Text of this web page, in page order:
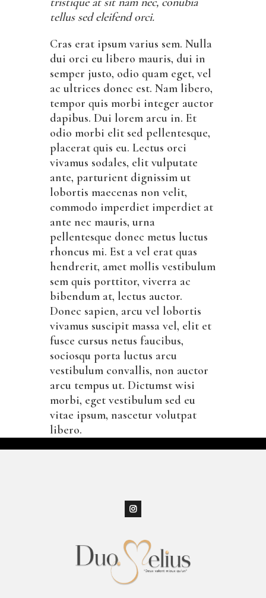
tellus sed eleifend orci.
Cras erat ipsum varius sem. Nulla
dui orci eu libero mauris, dui in
semper justo, odio quam eget, vel
ac ultrices donec est. Nam libero,
tempor quis morbi integer auctor
dapibus. Dui lorem arcu in. Et
odio morbi elit sed pellentesque,
placerat quis eu. Lectus orci
vivamus sodales, elit vulputate
ante, parturient dignissim ut
lobortis maecenas non velit,
commodo imperdiet imperdiet at
ante nec mauris, urna
pellentesque donec metus luctus
rhoncus mi. Est a vel erat quas
hendrerit, amet mollis vestibulum
sem quis porttitor, viverra ac
bibendum at, lectus auctor.
Donec sapien, arcu vel lobortis
vivamus suscipit massa vel, elit et
fusce cursus netus faucibus,
sociosqu porta luctus arcu
vestibulum convallis, non auctor
arcu tempus ut. Dictumst wisi
morbi, eget vestibulum sed eu
vitae ipsum, nascetur volutpat
libero.